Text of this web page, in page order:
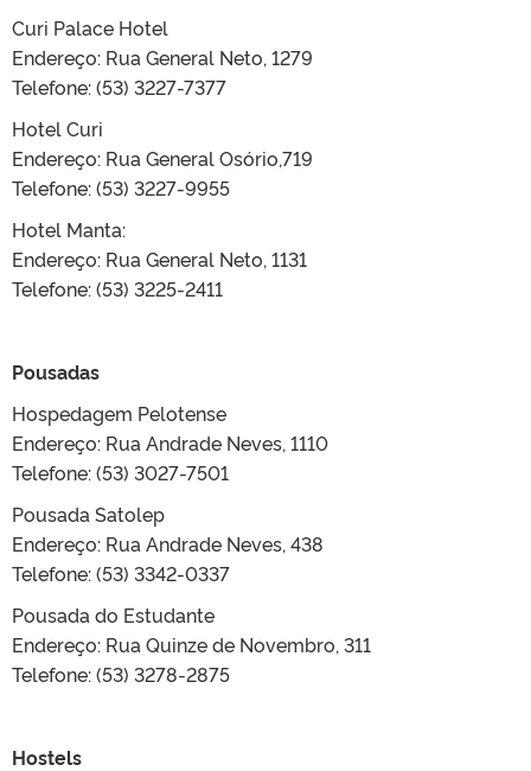
Curi Palace Hotel
Endereço: Rua General Neto, 1279
Telefone: (53) 3227-7377
Hotel Curi
Endereço: Rua General Osório,719
Telefone: (53) 3227-9955
Hotel Manta:
Endereço: Rua General Neto, 1131
Telefone: (53) 3225-2411
Pousadas
Hospedagem Pelotense
Endereço: Rua Andrade Neves, 1110
Telefone: (53) 3027-7501
Pousada Satolep
Endereço: Rua Andrade Neves, 438
Telefone: (53) 3342-0337
Pousada do Estudante
Endereço: Rua Quinze de Novembro, 311
Telefone: (53) 3278-2875
Hostels